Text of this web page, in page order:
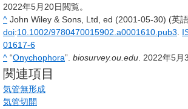
2022年5月20日閲覧。
^ John Wiley & Sons, Ltd, ed (2001-05-30) (英語
doi:10.1002/9780470015902.a0001610.pub3
01617-6
^ “Onychophora”. biosurvey.ou.edu 2022年5月
関連項目
気管無形成
気管切開